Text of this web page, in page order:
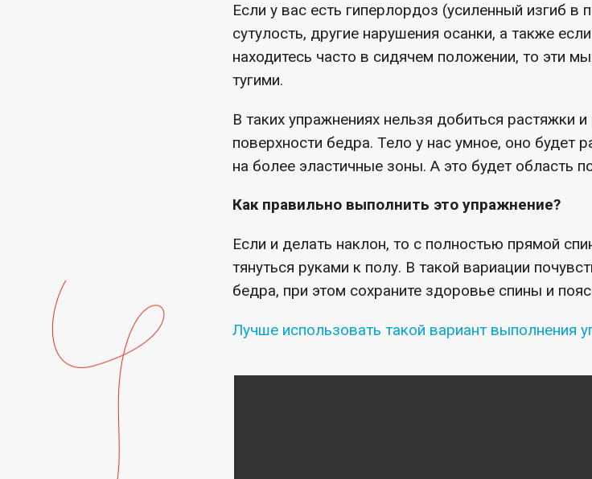
Если у вас есть гиперлордоз (усиленный изгиб в
сутулость, другие нарушения осанки, а также
находитесь часто в сидячем положении, то эти
тугими.
В таких упражнениях нельзя добиться растяжки
поверхности бедра. Тело у нас умное, оно будет
на более эластичные зоны. А это будет область
Как правильно выполнить это упражнение?
Если и делать наклон, то с полностью прямой
тянуться руками к полу. В такой вариации
бедра, при этом сохраните здоровье спины и
Лучше использовать такой вариант выполнения